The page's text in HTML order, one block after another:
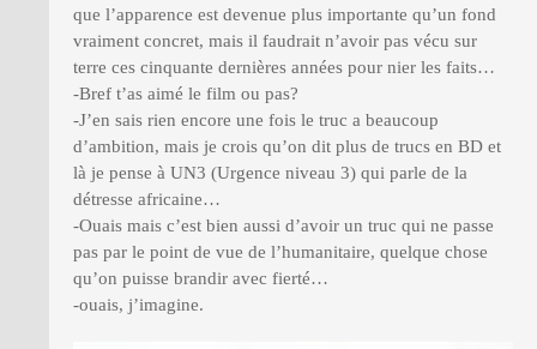
que l’apparence est devenue plus importante qu’un fond
vraiment concret, mais il faudrait n’avoir pas vécu sur
terre ces cinquante dernières années pour nier les faits…
-Bref t’as aimé le film ou pas?
-J’en sais rien encore une fois le truc a beaucoup
d’ambition, mais je crois qu’on dit plus de trucs en BD et
là je pense à UN3 (Urgence niveau 3) qui parle de la
détresse africaine…
-Ouais mais c’est bien aussi d’avoir un truc qui ne passe
pas par le point de vue de l’humanitaire, quelque chose
qu’on puisse brandir avec fierté…
-ouais, j’imagine.